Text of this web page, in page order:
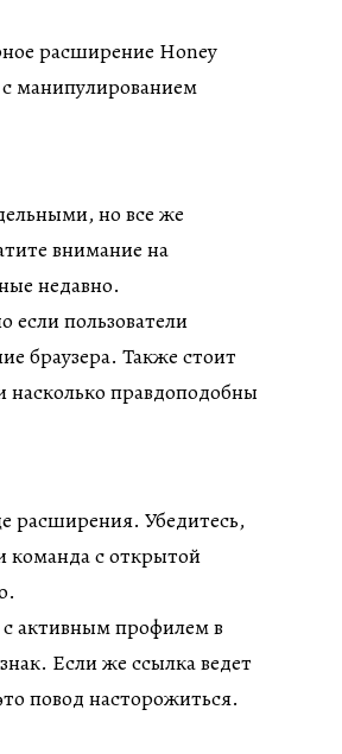
расширение Honey
манипулированием
но все же
внимание на
недавно.
пользователи
браузера. Также стоит
насколько правдоподобны
расширения. Убедитесь,
команда с открытой
активным профилем в
Если же ссылка ведет
повод насторожиться.